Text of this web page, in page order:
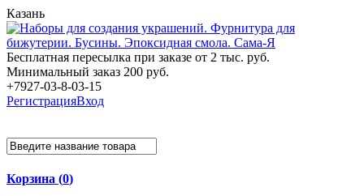
Казань
Бесплатная пересылка при заказе от 2 тыс. руб.
Минимальный заказ 200 руб.
+7927-03-8-03-15
РегистрацияВход
Корзина (0)